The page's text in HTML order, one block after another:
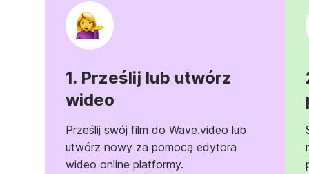
1. Prześlij lub utwórz
wideo
Prześlij swój film do Wave.video lub
utwórz nowy za pomocą edytora
wideo online platformy.